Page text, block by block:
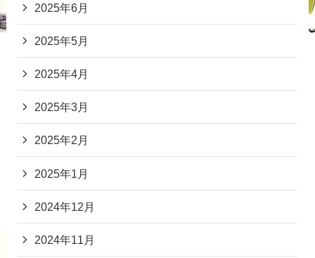
2025年6月
2025年5月
2025年4月
2025年3月
2025年2月
2025年1月
2024年12月
2024年11月